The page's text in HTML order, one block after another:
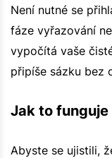
Není nutné se
fáze vyřazování
vypočítá vaše
připíše sázku bez
Jak to funguje
Abyste se ujistili,